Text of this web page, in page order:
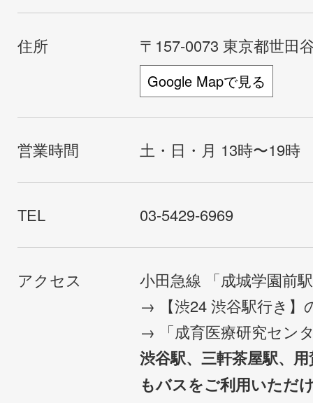
住所 〒157-0073 東京都世田
Google Mapで見る
営業時間 土・日・月 13時〜19時
TEL 03-5429-6969
アクセス
小田急線 「成城学園前
→ 【渋24 渋谷駅行き】
→ 「成育医療研究セン
渋谷駅、三軒茶屋駅、
もバスをご利用いただ